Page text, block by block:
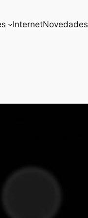
InternetNovedades